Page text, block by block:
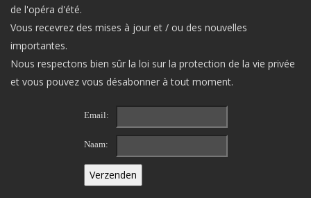
de l'opéra d'été.
Vous recevrez des mises à jour et / ou des nouvelles
importantes.
Nous respectons bien sûr la loi sur la protection de la vie privée
et vous pouvez vous désabonner à tout moment.
Email:
Naam: